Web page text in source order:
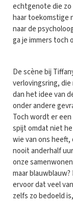
echtgenote die
haar toekomstige
naar de
ga je immers toch
De scène bij
verlovingsring,
dan het idee van
onder andere
Toch wordt er
spijt omdat niet
wie van ons
nooit anderhalf
onze
maar
ervoor dat veel
zelfs zo bedoeld